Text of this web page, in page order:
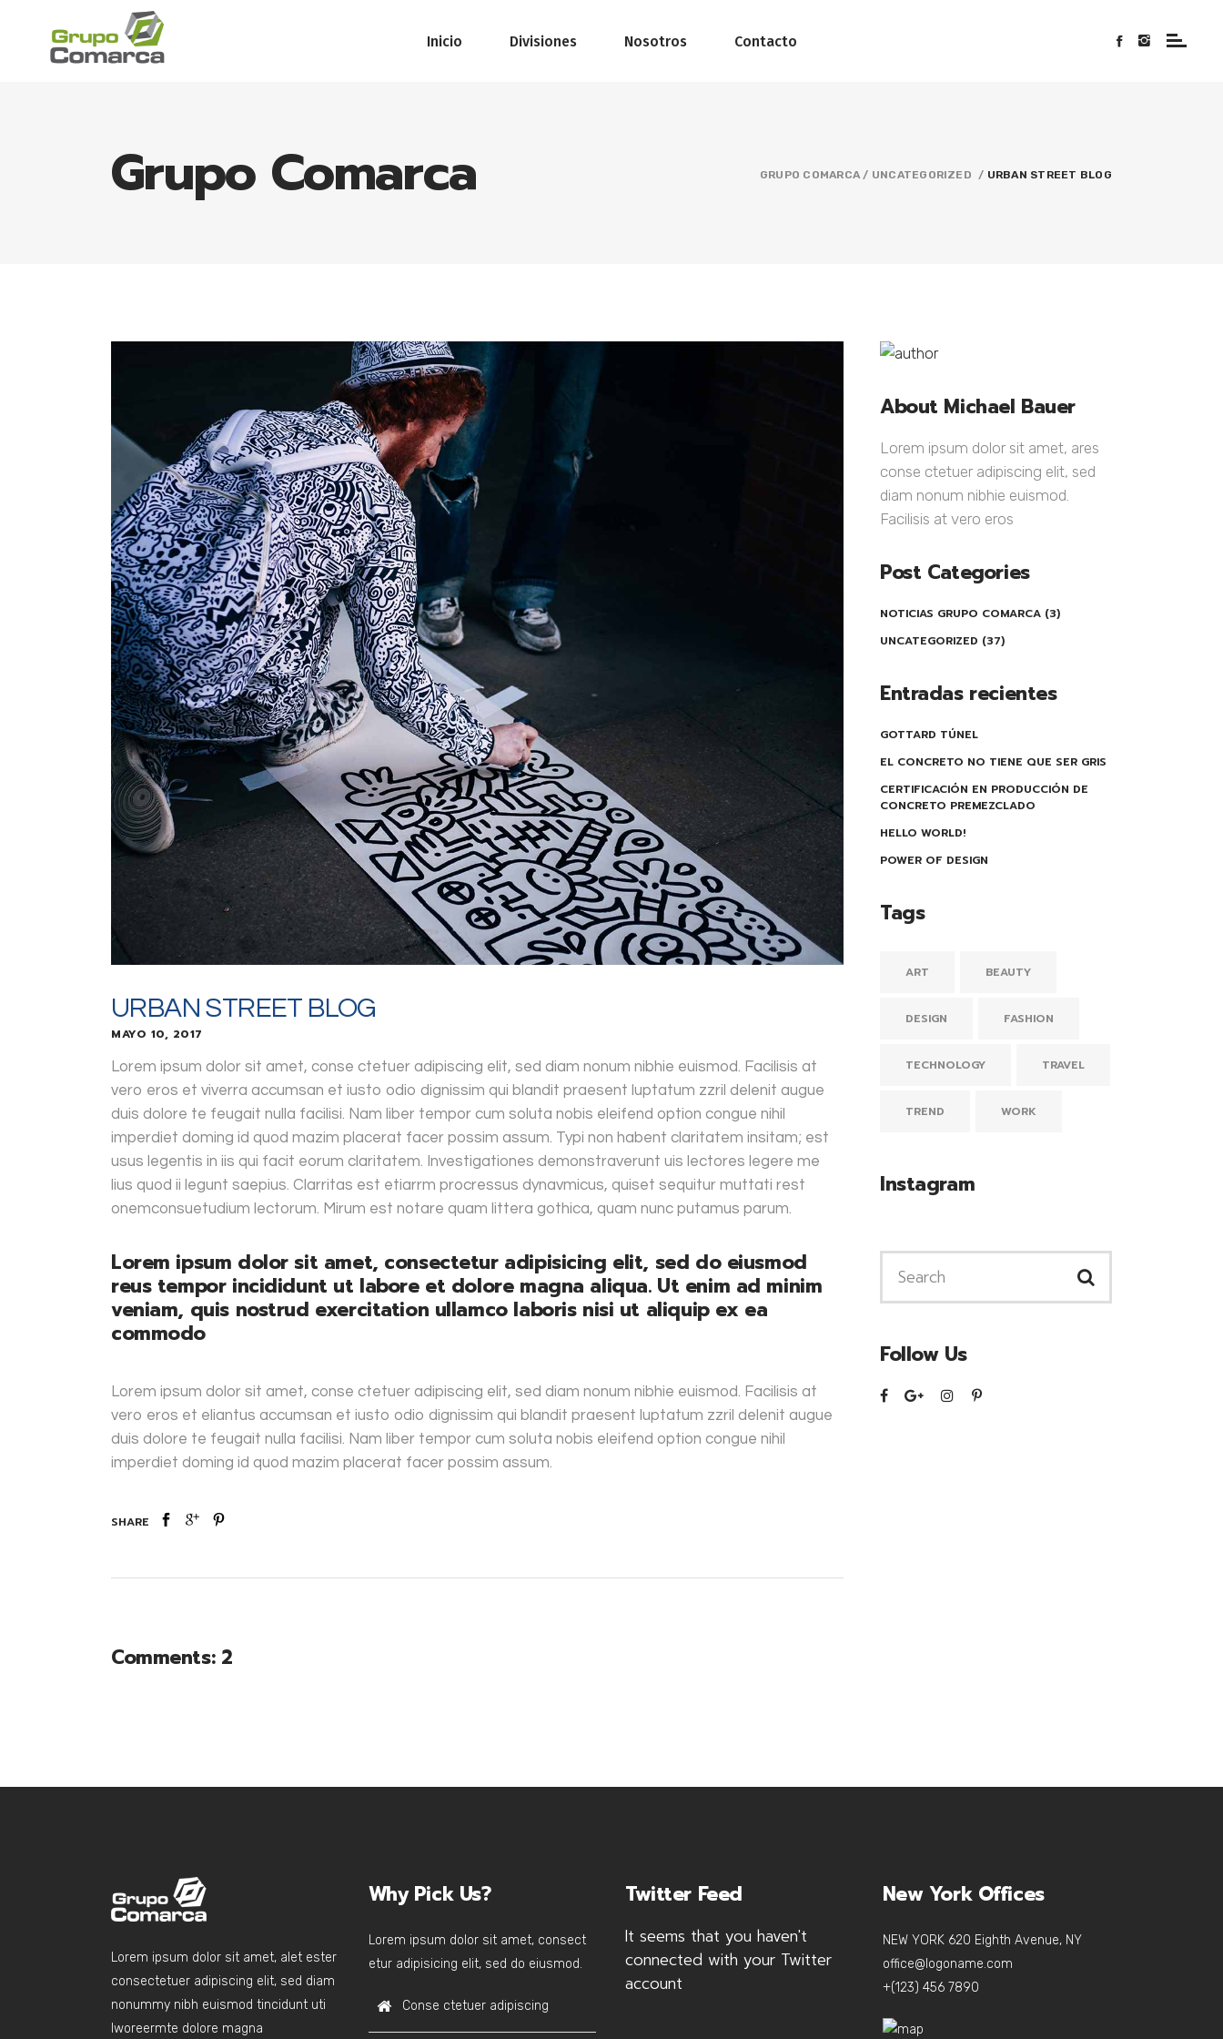
Inicio Divisiones Nosotros Contacto
Grupo Comarca GRUPO COMARCA / UNCATEGORIZED / URBAN STREET BLOG
URBAN STREET BLOG
MAYO 10, 2017
Lorem ipsum dolor sit amet, conse ctetuer adipiscing elit, sed diam nonum nibhie euismod. Facilisis at
vero eros et viverra accumsan et iusto odio dignissim qui blandit praesent luptatum zzril delenit augue
duis dolore te feugait nulla facilisi. Nam liber tempor cum soluta nobis eleifend option congue nihil
imperdiet doming id quod mazim placerat facer possim assum. Typi non habent claritatem insitam; est
usus legentis in iis qui facit eorum claritatem. Investigationes demonstraverunt uis lectores legere me
lius quod ii legunt saepius. Clarritas est etiarrm procressus dynavmicus, quiset sequitur muttati rest
onemconsuetudium lectorum. Mirum est notare quam littera gothica, quam nunc putamus parum.
Lorem ipsum dolor sit amet, consectetur adipisicing elit, sed do eiusmod
reus tempor incididunt ut labore et dolore magna aliqua. Ut enim ad minim
veniam, quis nostrud exercitation ullamco laboris nisi ut aliquip ex ea
commodo
Lorem ipsum dolor sit amet, conse ctetuer adipiscing elit, sed diam nonum nibhie euismod. Facilisis at
vero eros et eliantus accumsan et iusto odio dignissim qui blandit praesent luptatum zzril delenit augue
duis dolore te feugait nulla facilisi. Nam liber tempor cum soluta nobis eleifend option congue nihil
imperdiet doming id quod mazim placerat facer possim assum.
SHARE
Comments: 2
About Michael Bauer
Lorem ipsum dolor sit amet, ares
conse ctetuer adipiscing elit, sed
diam nonum nibhie euismod.
Facilisis at vero eros
Post Categories
NOTICIAS GRUPO COMARCA (3)
UNCATEGORIZED (37)
Entradas recientes
GOTTARD TÚNEL
EL CONCRETO NO TIENE QUE SER GRIS
CERTIFICACIÓN EN PRODUCCIÓN DE
CONCRETO PREMEZCLADO
HELLO WORLD!
POWER OF DESIGN
Tags
ART BEAUTY
DESIGN FASHION
TECHNOLOGY TRAVEL
TREND WORK
Instagram
Follow Us
Lorem ipsum dolor sit amet, alet ester
consectetuer adipiscing elit, sed diam
nonummy nibh euismod tincidunt uti
lworeermte dolore magna
Why Pick Us?
Lorem ipsum dolor sit amet, consect
etur adipisicing elit, sed do eiusmod.
Conse ctetuer adipiscing
Twitter Feed
It seems that you haven't
connected with your Twitter
account
New York Offices
NEW YORK 620 Eighth Avenue, NY
office@logoname.com
+(123) 456 7890